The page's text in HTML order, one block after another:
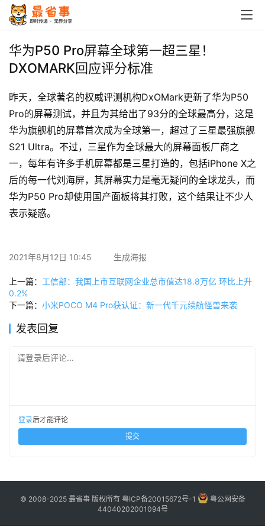
页
目
专
题
简
讯
主
访
客
地
客
户
端
须
华为P50 Pro屏幕全球第一超三星！
DXOMARK回应评分标准
昨天，全球著名的权威评测机构DxOMark更新了华为P50
Pro的屏幕测试，并且为其给出了93分的全球最高分，这是
华为旗舰机的屏幕首次成为全球第一，超过了三星最强旗舰
S21 Ultra。不过，三星作为全球最大的屏幕面板厂商之
一，每年有许多手机屏幕都是三星打造的，包括iPhone X之
后的每一代刘海屏，其屏幕实力是毫无疑问的全球龙头，而
华为P50 Pro却使用国产面板将其打败，这个结果让不少人
表示疑惑。
2021年8月12日 10:45 生成海报
上一篇： 工信部：我国上市互联网企业总市值达18.8万亿 环比上升
0.2%
下一篇： 小米POCO M4 Pro获认证：新一代千元续航怪兽来袭
发表回复
请登录后评论...
登录后才能评论
提交
© 2008-2025 最省事 版权所有 粤ICP备20015672号-1
粤公网安备
44040202001094号